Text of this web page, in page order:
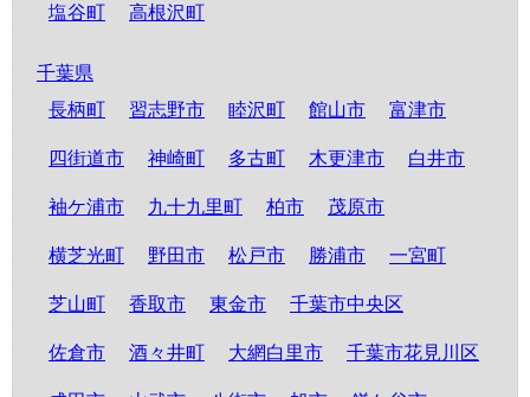
塩谷町 高根沢町
千葉県
長柄町
習志野市 睦沢町 館山市 富津市
四街道市 神崎町 多古町 木更津市 白井市
袖ケ浦市 九十九里町 柏市 茂原市
横芝光町 野田市 松戸市 勝浦市 一宮町
芝山町 香取市 東金市 千葉市中央区
佐倉市 酒々井町 大網白里市 千葉市花見川区